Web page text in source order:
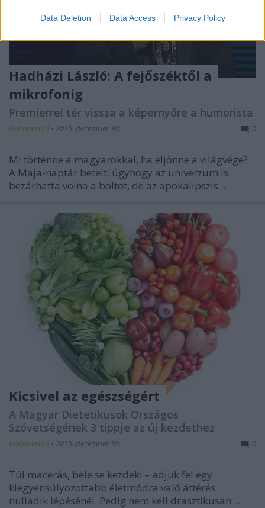
Data Deletion Data Access Privacy Policy
Hadházi László: A fejőszéktől a
mikrofonig
Premierrel tér vissza a képernyőre a humorista
budapest24 • 2015. december 30. 0
Mi történne a magyarokkal, ha eljönne a világvége?
A Maja-naptár betelt, úgyhogy az univerzum is
bezárhatta volna a boltot, de az apokalipszis ...
Kicsivel az egészségért
A Magyar Dietetikusok Országos
Szövetségének 3 tippje az új kezdethez
budapest24 • 2015. december 30. 0
Túl macerás, bele se kezdek! – adjuk fel egy
kiegyensúlyozottabb életmódra való áttérés
nulladik lépésénél. Pedig nem kell drasztikusan ...